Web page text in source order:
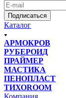
Подписаться
Каталог
АРМОКРОВ
РУБЕРОИД
ПРАЙМЕР
МАСТИКА
ПЕНОПЛАСТ
ТИХОROOM
Компания